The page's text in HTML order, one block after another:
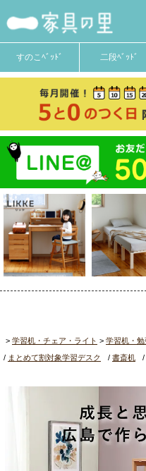
すのこﾍﾞｯﾄﾞ 二段ﾍﾞｯﾄﾞ
学習机・チェア・ライト
学習机・
まとめて割対象学習デスク
書斎机